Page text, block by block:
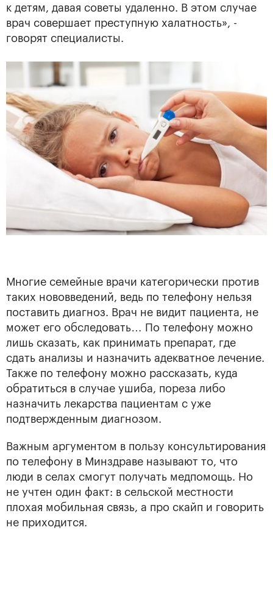
к детям, давая советы удаленно. В этом случае
врач совершает преступную халатность», -
говорят специалисты.
Многие семейные врачи категорически против
таких нововведений, ведь по телефону нельзя
поставить диагноз. Врач не видит пациента, не
может его обследовать… По телефону можно
лишь сказать, как принимать препарат, где
сдать анализы и назначить адекватное лечение.
Также по телефону можно рассказать, куда
обратиться в случае ушиба, пореза либо
назначить лекарства пациентам с уже
подтвержденным диагнозом.
Важным аргументом в пользу консультирования
по телефону в Минздраве называют то, что
люди в селах смогут получать медпомощь. Но
не учтен один факт: в сельской местности
плохая мобильная связь, а про скайп и говорить
не приходится.